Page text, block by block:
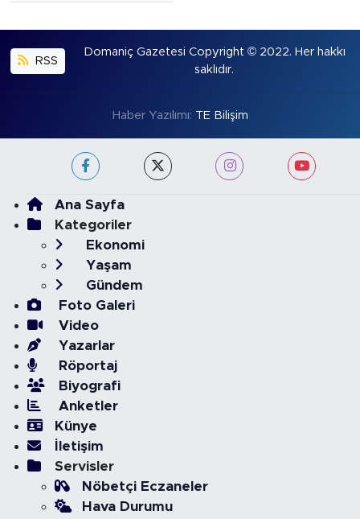
RSS
Domaniç Gazetesi Copyright © 2022. Her hakkı
saklıdır.
Haber Yazılımı: TE Bilişim
Ana Sayfa
Kategoriler
Ekonomi
Yaşam
Gündem
Foto Galeri
Video
Yazarlar
Röportaj
Biyografi
Anketler
Künye
İletişim
Servisler
Nöbetçi Eczaneler
Hava Durumu